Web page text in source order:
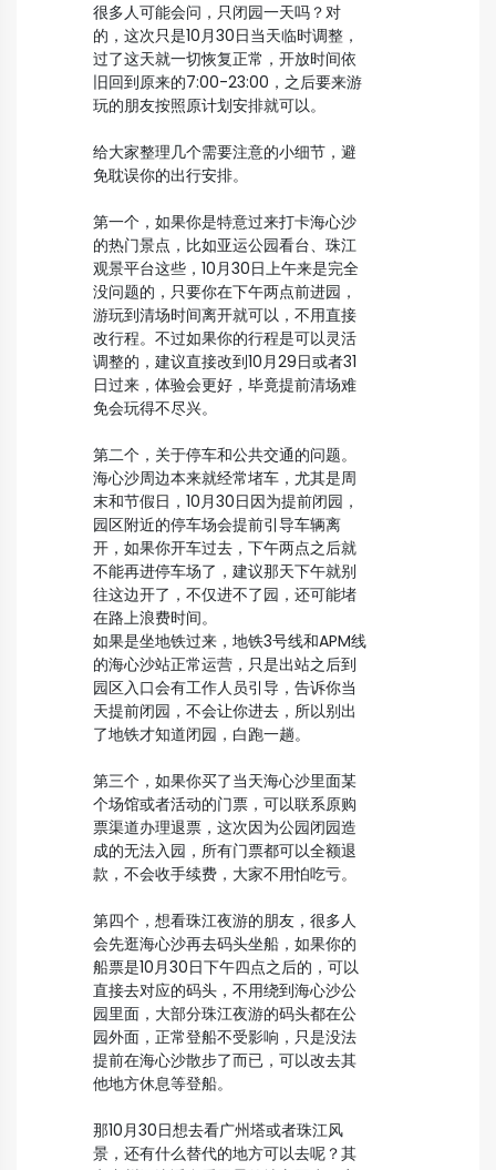
很多人可能会问，只闭园一天吗？对
的，这次只是10月30日当天临时调整，
过了这天就一切恢复正常，开放时间依
旧回到原来的7:00-23:00，之后要来游
玩的朋友按照原计划安排就可以。
给大家整理几个需要注意的小细节，避
免耽误你的出行安排。
第一个，如果你是特意过来打卡海心沙
的热门景点，比如亚运公园看台、珠江
观景平台这些，10月30日上午来是完全
没问题的，只要你在下午两点前进园，
游玩到清场时间离开就可以，不用直接
改行程。不过如果你的行程是可以灵活
调整的，建议直接改到10月29日或者31
日过来，体验会更好，毕竟提前清场难
免会玩得不尽兴。
第二个，关于停车和公共交通的问题。
海心沙周边本来就经常堵车，尤其是周
末和节假日，10月30日因为提前闭园，
园区附近的停车场会提前引导车辆离
开，如果你开车过去，下午两点之后就
不能再进停车场了，建议那天下午就别
往这边开了，不仅进不了园，还可能堵
在路上浪费时间。
如果是坐地铁过来，地铁3号线和APM线
的海心沙站正常运营，只是出站之后到
园区入口会有工作人员引导，告诉你当
天提前闭园，不会让你进去，所以别出
了地铁才知道闭园，白跑一趟。
第三个，如果你买了当天海心沙里面某
个场馆或者活动的门票，可以联系原购
票渠道办理退票，这次因为公园闭园造
成的无法入园，所有门票都可以全额退
款，不会收手续费，大家不用怕吃亏。
第四个，想看珠江夜游的朋友，很多人
会先逛海心沙再去码头坐船，如果你的
船票是10月30日下午四点之后的，可以
直接去对应的码头，不用绕到海心沙公
园里面，大部分珠江夜游的码头都在公
园外面，正常登船不受影响，只是没法
提前在海心沙散步了而已，可以改去其
他地方休息等登船。
那10月30日想去看广州塔或者珠江风
景，还有什么替代的地方可以去呢？其